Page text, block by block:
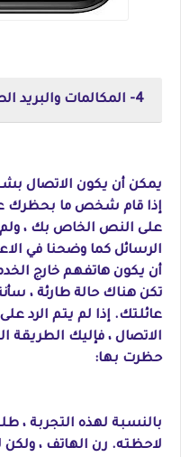
4- المكالمات والبريد الصوتي Voicemail
يمكن أن يكون الاتصال
على النص الخاص بك ،
الرسائل كما وضحنا في
أن يكون هاتفهم خارج
تكن هناك حالة طارئة ،
عائلتك. إذا لم يتم الرد
الاتصال ، فإليك الطريقة
حظرت بها:
بالنسبة لهذه التجربة ،
لاحظته. رن الهاتف ، ولكن